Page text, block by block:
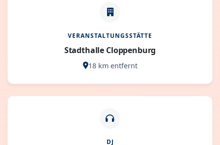
VERANSTALTUNGSSTÄTTE
Stadthalle Cloppenburg
18 km entfernt
DJ